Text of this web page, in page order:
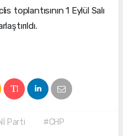
toplantısının 1 Eylül Salı
Parti
#CHP